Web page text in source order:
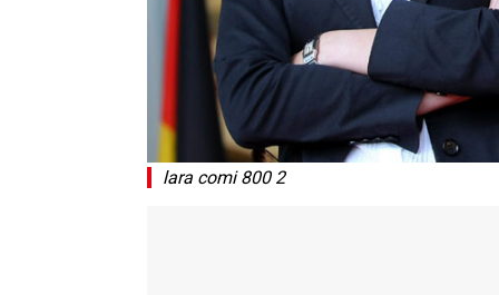
lara comi 800 2